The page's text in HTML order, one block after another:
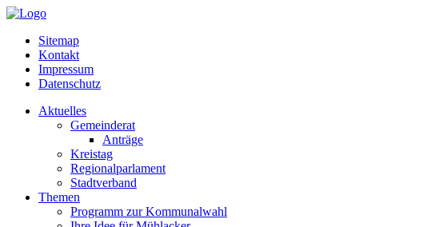
Sitemap
Kontakt
Impressum
Datenschutz
Aktuelles
Gemeinderat
Anträge
Kreistag
Regionalparlament
Stadtverband
Themen
Programm zur Kommunalwahl